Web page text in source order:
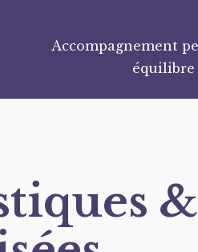
Accompagnement
équilibre